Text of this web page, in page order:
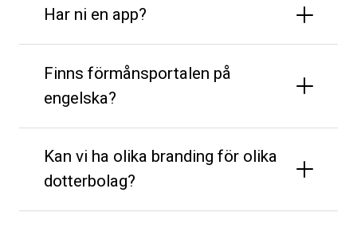
Har ni en app?
Finns förmånsportalen på
engelska?
Kan vi ha olika branding för olika
dotterbolag?